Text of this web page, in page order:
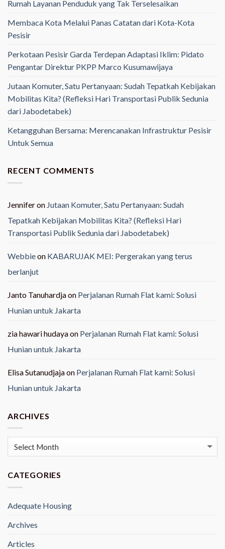
Rumah Layanan Penduduk yang Tak Terselesaikan
Membaca Kota Melalui Panas Catatan dari Kota-Kota
Pesisir
Perkotaan Pesisir Garda Terdepan Adaptasi Iklim: Pidato
Pengantar Direktur PKPP Marco Kusumawijaya
Jutaan Komuter, Satu Pertanyaan: Sudah Tepatkah Kebijakan
Mobilitas Kita? (Refleksi Hari Transportasi Publik Sedunia
dari Jabodetabek)
Ketangguhan Bersama: Merencanakan Infrastruktur Pesisir
Untuk Semua
RECENT COMMENTS
Jenniferon Jutaan Komuter, Satu Pertanyaan: Sudah
Tepatkah Kebijakan Mobilitas Kita? (Refleksi Hari
Transportasi Publik Sedunia dari Jabodetabek)
Webbieon KABARUJAK MEI: Pergerakan yang terus
berlanjut
Janto Tanuhardjaon Perjalanan Rumah Flat kami: Solusi
Hunian untuk Jakarta
zia hawari hudayaon Perjalanan Rumah Flat kami: Solusi
Hunian untuk Jakarta
Elisa Sutanudjajaon Perjalanan Rumah Flat kami: Solusi
Hunian untuk Jakarta
ARCHIVES
Archives
CATEGORIES
Adequate Housing
Archives
Articles